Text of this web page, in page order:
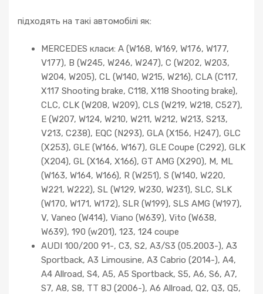
підходять на такі автомобілі як:
MERCEDES класи: A (W168, W169, W176, W177,
V177), B (W245, W246, W247), C (W202, W203,
W204, W205), CL (W140, W215, W216), CLA (C117,
X117 Shooting brake, C118, X118 Shooting brake),
CLC, CLK (W208, W209), CLS (W219, W218, C527),
E (W207, W124, W210, W211, W212, W213, S213,
V213, C238), EQC (N293), GLA (X156, H247), GLC
(X253), GLE (W166, W167), GLE Coupe (C292), GLK
(X204), GL (X164, X166), GT AMG (X290), M, ML
(W163, W164, W166), R (W251), S (W140, W220,
W221, W222), SL (W129, W230, W231), SLC, SLK
(W170, W171, W172), SLR (W199), SLS AMG (W197),
V, Vaneo (W414), Viano (W639), Vito (W638,
W639), 190 (w201), 123, 124 coupe
AUDI 100/200 91-, C3, S2, A3/S3 (05.2003-), A3
Sportback, A3 Limousine, A3 Cabrio (2014-), A4,
A4 Allroad, S4, A5, A5 Sportback, S5, A6, S6, A7,
S7, A8, S8, TT 8J (2006-), A6 Allroad, Q2, Q3, Q5,